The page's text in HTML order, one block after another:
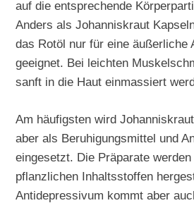
auf die entsprechende
Anders als Johanniskraut
das Rotöl nur für eine äußerliche
geeignet. Bei leichten
sanft in die Haut einmassiert
Am häufigsten wird
aber als Beruhigungsmittel und
eingesetzt. Die Präparate
pflanzlichen Inhaltsstoffen
Antidepressivum kommt aber